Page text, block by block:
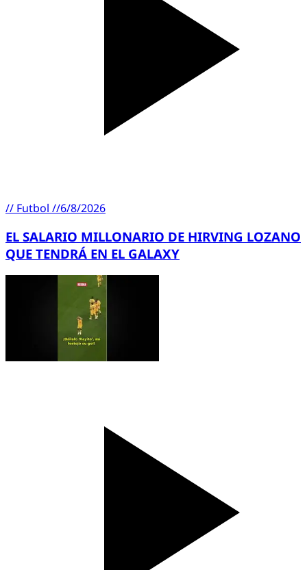
// Futbol //6/8/2026
EL SALARIO MILLONARIO DE HIRVING LOZANO
QUE TENDRÁ EN EL GALAXY